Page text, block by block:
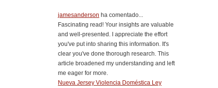
jamesanderson ha comentado...
Fascinating read! Your insights are valuable
and well-presented. I appreciate the effort
you've put into sharing this information. It's
clear you've done thorough research. This
article broadened my understanding and left
me eager for more.
Nueva Jersey Violencia Doméstica Ley